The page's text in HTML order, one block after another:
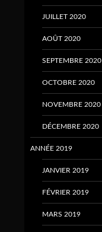
JUILLET 2020
AOÛT 2020
SEPTEMBRE 2020
OCTOBRE 2020
NOVEMBRE 2020
DÉCEMBRE 2020
ANNÉE 2019
JANVIER 2019
FÉVRIER 2019
MARS 2019